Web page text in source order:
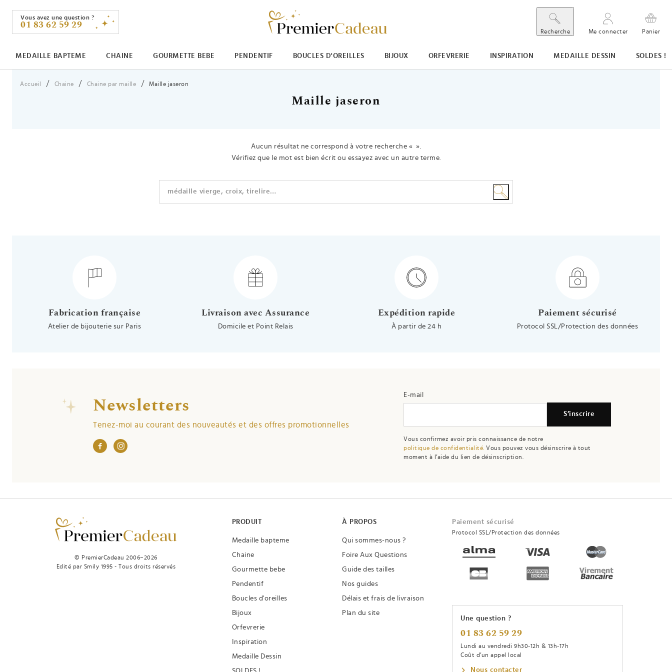
Vous avez une question ?
01 83 62 59 29
Recherche Me connecter Panier
MEDAILLE BAPTEME CHAINE GOURMETTE BEBE PENDENTIF BOUCLES D'OREILLES BIJOUX ORFEVRERIE INSPIRATION MEDAILLE DESSIN SOLDES !
Vous êtes ici :
Accueil Chaine Chaine par maille Maille jaseron
Maille jaseron
Aucun résultat ne correspond à votre recherche « ».
Vérifiez que le mot est bien écrit ou essayez avec un autre terme.
Recherche par mots-clés (exemple: or, médaille, motif…)
Rechercher
Fabrication française
Atelier de bijouterie sur Paris
Livraison avec Assurance
Domicile et Point Relais
Expédition rapide
À partir de 24 h
Paiement sécurisé
Protocol SSL/Protection des données
Newsletters
Tenez-moi au courant des nouveautés et des offres promotionnelles
E-mail
S’inscrire
Vous confirmez avoir pris connaissance de notre
politique de confidentialité. Vous pouvez vous désinscrire à tout
moment à l’aide du lien de désinscription.
© PremierCadeau 2006–2026
Edité par Smily 1995 - Tous droits réservés
PRODUIT
Medaille bapteme
Chaine
Gourmette bebe
Pendentif
Boucles d'oreilles
Bijoux
Orfevrerie
Inspiration
Medaille Dessin
À PROPOS
Qui sommes-nous ?
Foire Aux Questions
Guide des tailles
Nos guides
Délais et frais de livraison
Plan du site
Paiement sécurisé
Protocol SSL/Protection des données
Une question ?
01 83 62 59 29
Lundi au vendredi 9h30-12h & 13h-17h
Coût d’un appel local
Nous contacter